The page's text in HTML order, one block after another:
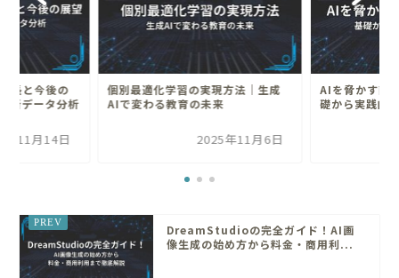
長と今後の
新データ分析
年11月14日
個別最適化学習の実現方法｜生成
AIで変わる教育の未来
2025年11月6日
AIを脅かす敵
礎から実践的
DreamStudioの完全ガイド！AI画
像生成の始め方から料金・商用利...